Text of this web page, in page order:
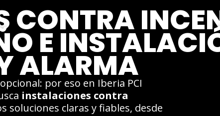
CONTRA
E
ALARMA
por eso en Iberia PCI
instalaciones contra
soluciones claras y fiables, desde